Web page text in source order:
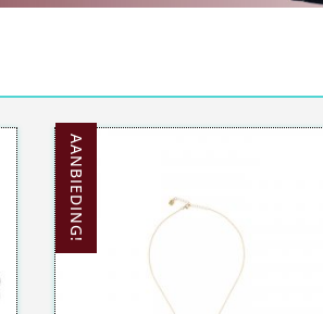
AANBIEDING!